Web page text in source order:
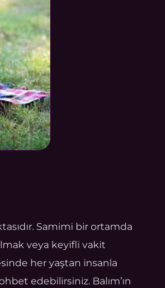
Samimi bir ortamda
veya keyifli vakit
her yaştan insanla
edebilirsiniz. Balım’ın